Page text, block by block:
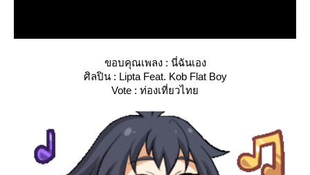
ขอบคุณเพลง : นี่ฉันเอง
ศิลปิน : Lipta Feat. Kob Flat Boy
Vote : ท่องเที่ยวไท